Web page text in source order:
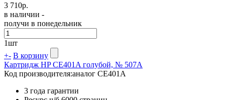
3 710р.
в наличии -
получи в понедельник
1шт
+- В корзину
Картридж HP CE401A голубой, № 507A
Код производителя:аналог CE401A
3 года гарантии